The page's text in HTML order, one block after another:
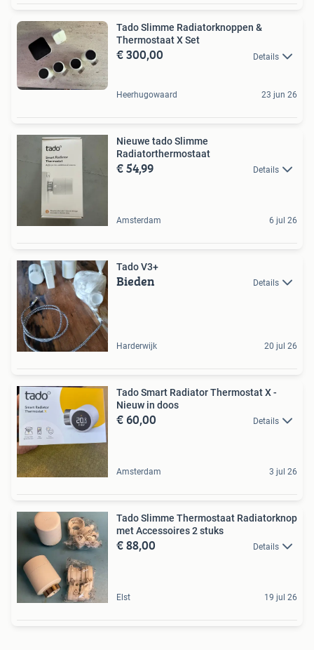
Tado Slimme Radiatorknoppen &
Thermostaat X Set
€ 300,00 Details
Heerhugowaard 23 jun 26
Nieuwe tado Slimme
Radiatorthermostaat
€ 54,99 Details
Amsterdam 6 jul 26
Tado V3+
Bieden Details
Harderwijk 20 jul 26
Tado Smart Radiator Thermostat X -
Nieuw in doos
€ 60,00 Details
Amsterdam 3 jul 26
Tado Slimme Thermostaat Radiatorknop
met Accessoires 2 stuks
€ 88,00 Details
Elst 19 jul 26